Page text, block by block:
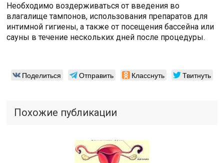
Необходимо воздерживаться от введения во
влагалище тампонов, использования препаратов для
интимной гигиены, а также от посещения бассейна или
сауны в течение нескольких дней после процедуры.
Поделиться Отправить Класснуть Твитнуть
Похожие публикации